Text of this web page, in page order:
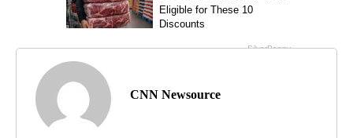
CNN Newsource